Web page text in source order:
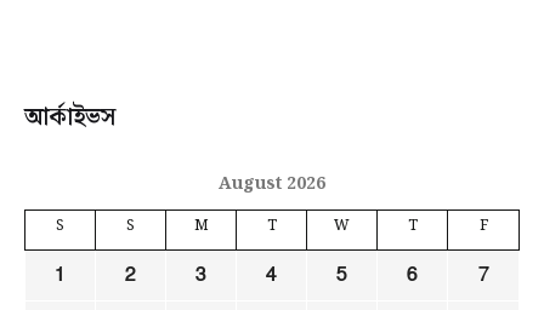
আর্কাইভস
August 2026
S S M T W T F
1 2 3 4 5 6 7